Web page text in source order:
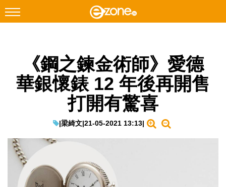
Facebook Instagram
科技焦點
教學評測
EduTech
IT Times
《鋼之鍊金術師》愛德
華銀懷錶 12 年後再開售
打開有驚喜
|梁綺文|21-05-2021 13:13|